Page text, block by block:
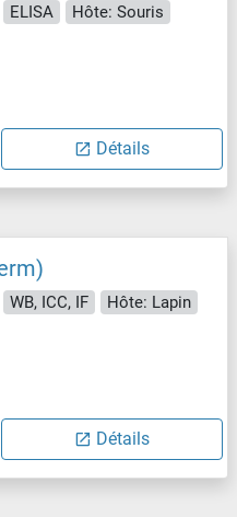
ELISA
Hôte: Souris
Détails
WB, ICC, IF
Hôte: Lapin
Détails